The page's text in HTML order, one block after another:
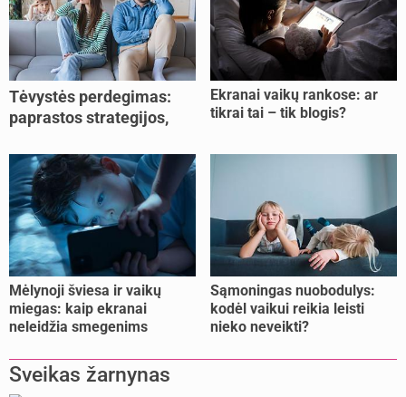
Tėvystės perdegimas:
paprastos strategijos,
jėgas
Ekranai vaikų rankose: ar
tikrai tai – tik blogis?
Mėlynoji šviesa ir vaikų
miegas: kaip ekranai
neleidžia smegenims
Sąmoningas nuobodulys:
kodėl vaikui reikia leisti
nieko neveikti?
Sveikas žarnynas